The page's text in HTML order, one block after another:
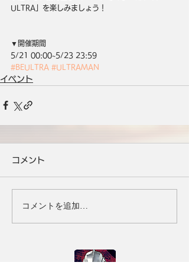
ULTRA」を楽しみましょう！
▼開催期間
5/21 00:00~5/23 23:59
#BEULTRA #ULTRAMAN
イベント
コメント
コメントを追加…